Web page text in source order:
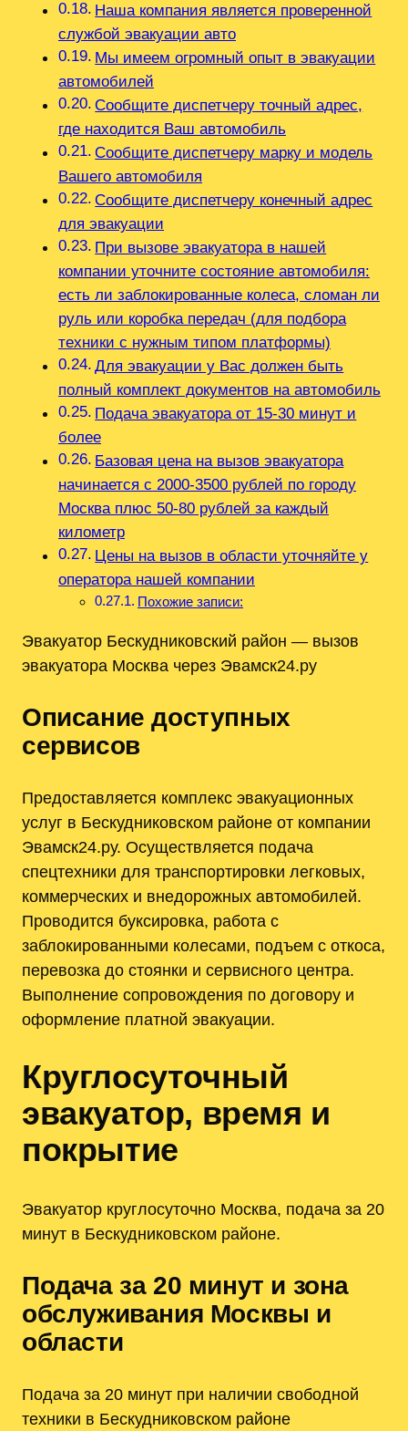
Наша компания является проверенной
службой эвакуации авто
Мы имеем огромный опыт в эвакуации
автомобилей
Сообщите диспетчеру точный адрес,
где находится Ваш автомобиль
Сообщите диспетчеру марку и модель
Вашего автомобиля
Сообщите диспетчеру конечный адрес
для эвакуации
При вызове эвакуатора в нашей
компании уточните состояние автомобиля:
есть ли заблокированные колеса, сломан ли
руль или коробка передач (для подбора
техники с нужным типом платформы)
Для эвакуации у Вас должен быть
полный комплект документов на автомобиль
Подача эвакуатора от 15-30 минут и
более
Базовая цена на вызов эвакуатора
начинается с 2000-3500 рублей по городу
Москва плюс 50-80 рублей за каждый
километр
Цены на вызов в области уточняйте у
оператора нашей компании
Похожие записи:
Эвакуатор Бескудниковский район — вызов
эвакуатора Москва через Эвамск24.ру
Описание доступных
сервисов
Предоставляется комплекс эвакуационных
услуг в Бескудниковском районе от компании
Эвамск24.ру. Осуществляется подача
спецтехники для транспортировки легковых,
коммерческих и внедорожных автомобилей.
Проводится буксировка, работа с
заблокированными колесами, подъем с откоса,
перевозка до стоянки и сервисного центра.
Выполнение сопровождения по договору и
оформление платной эвакуации.
Круглосуточный
эвакуатор, время и
покрытие
Эвакуатор круглосуточно Москва, подача за 20
минут в Бескудниковском районе.
Подача за 20 минут и зона
обслуживания Москвы и
области
Подача за 20 минут при наличии свободной
техники в Бескудниковском районе